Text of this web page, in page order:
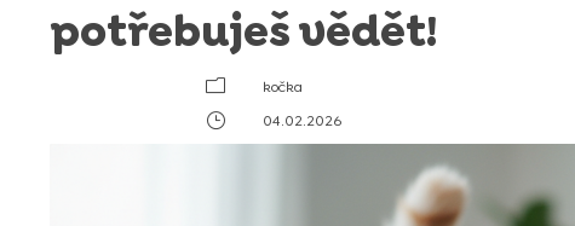
potřebuješ vědět!
m
kočka
}
04.02.2026